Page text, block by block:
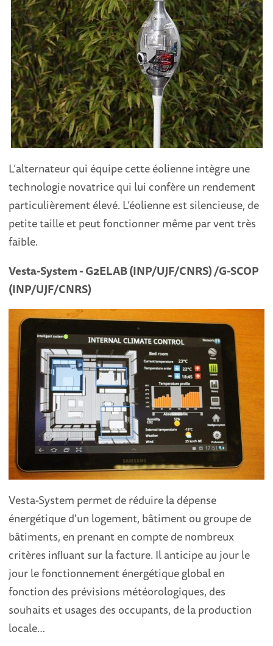
L’alternateur qui équipe cette éolienne intègre une
technologie novatrice qui lui confère un rendement
particulièrement élevé. L’éolienne est silencieuse, de
petite taille et peut fonctionner même par vent très
faible.
Vesta-System - G2ELAB (INP/UJF/CNRS) /G-SCOP
(INP/UJF/CNRS)
Vesta-System permet de réduire la dépense
énergétique d'un logement, bâtiment ou groupe de
bâtiments, en prenant en compte de nombreux
critères inﬂuant sur la facture. Il anticipe au jour le
jour le fonctionnement énergétique global en
fonction des prévisions météorologiques, des
souhaits et usages des occupants, de la production
locale…